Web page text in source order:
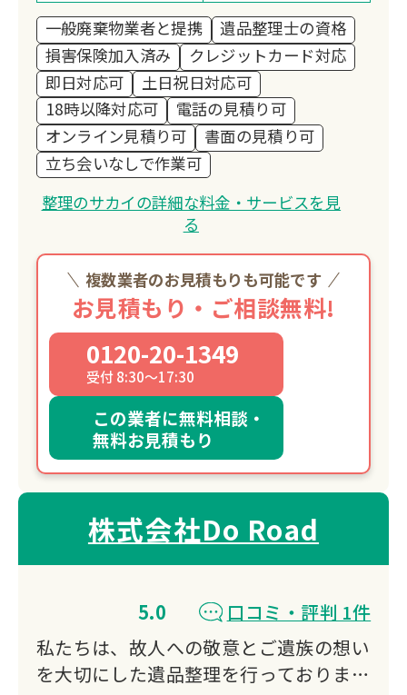
一般廃棄物業者と提携
遺品整理士の資格
損害保険加入済み
クレジットカード対応
即日対応可
土日祝日対応可
18時以降対応可
電話の見積り可
オンライン見積り可
書面の見積り可
立ち会いなしで作業可
整理のサカイの詳細な料金・サービスを見
る
複数業者のお見積もりも可能です
お見積もり・ご相談無料!
0120-20-1349
受付 8:30～17:30
この業者に無料相談・
無料お見積もり
株式会社Do Road
5.0
口コミ・評判 1件
私たちは、故人への敬意とご遺族の想い
を大切にした遺品整理を行っておりま